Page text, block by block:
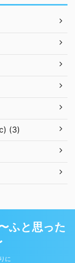
(3)
ふと思った
に